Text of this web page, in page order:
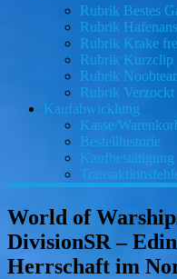
Rubrik Bestes
Rubrik
Rubrik Krake
Rubrik Kurzclip
Rubrik
Rubrik Verzockt
Kaufabwicklung
Kasse/
Bestellhistorie
Kaufbestätigung
World of
DivisionSR –
Herrschaft im